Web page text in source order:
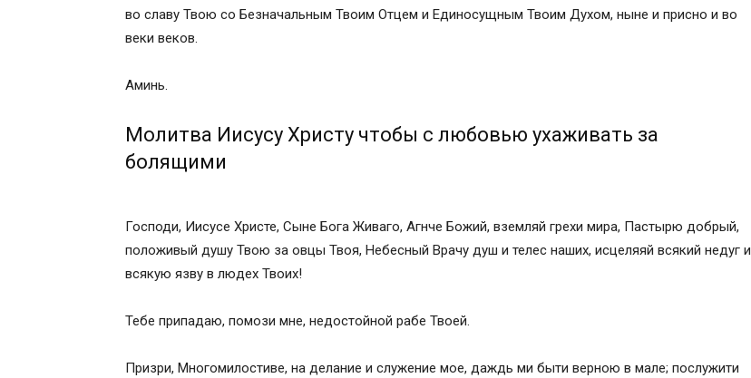
во славу Твою со Безначальным Твоим Отцем и Единосущным Твоим Духом, ныне и присно и во
веки веков.
Аминь.
Молитва Иисусу Христу чтобы с любовью ухаживать за
болящими
Господи, Иисусе Христе, Сыне Бога Живаго, Агнче Божий, вземляй грехи мира, Пастырю добрый,
положивый душу Твою за овцы Твоя, Небесный Врачу душ и телес наших, исцеляяй всякий недуг и
всякую язву в людех Твоих!
Тебе припадаю, помози мне, недостойной рабе Твоей.
Призри, Многомилостиве, на делание и служение мое, даждь ми быти верною в мале; послужити